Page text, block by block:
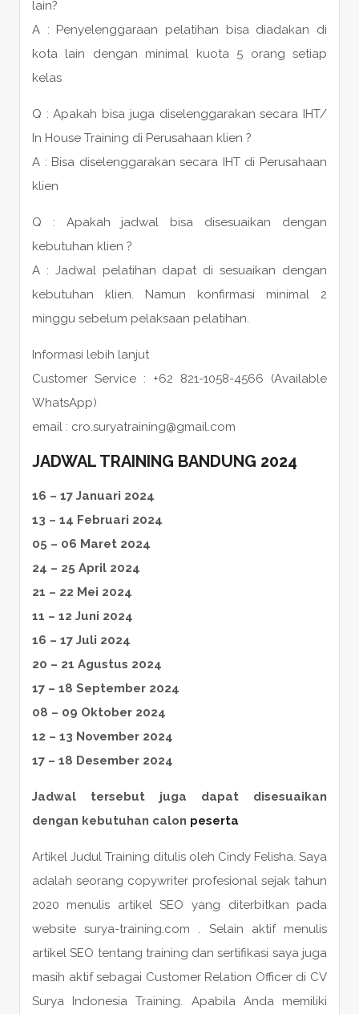
lain?
A : Penyelenggaraan pelatihan bisa diadakan di
kota lain dengan minimal kuota 5 orang setiap
kelas
Q : Apakah bisa juga diselenggarakan secara IHT/
In House Training di Perusahaan klien ?
A : Bisa diselenggarakan secara IHT di Perusahaan
klien
Q : Apakah jadwal bisa disesuaikan dengan
kebutuhan klien ?
A : Jadwal pelatihan dapat di sesuaikan dengan
kebutuhan klien. Namun konfirmasi minimal 2
minggu sebelum pelaksaan pelatihan.
Informasi lebih lanjut
Customer Service : +62 821-1058-4566 (Available
WhatsApp)
email : cro.suryatraining@gmail.com
JADWAL TRAINING BANDUNG 2024
16 – 17 Januari 2024
13 – 14 Februari 2024
05 – 06 Maret 2024
24 – 25 April 2024
21 – 22 Mei 2024
11 – 12 Juni 2024
16 – 17 Juli 2024
20 – 21 Agustus 2024
17 – 18 September 2024
08 – 09 Oktober 2024
12 – 13 November 2024
17 – 18 Desember 2024
Jadwal tersebut juga dapat disesuaikan
dengan kebutuhan calon peserta
Artikel Judul Training ditulis oleh Cindy Felisha. Saya
adalah seorang copywriter profesional sejak tahun
2020 menulis artikel SEO yang diterbitkan pada
website surya-training.com . Selain aktif menulis
artikel SEO tentang training dan sertifikasi saya juga
masih aktif sebagai Customer Relation Officer di CV
Surya Indonesia Training. Apabila Anda memiliki